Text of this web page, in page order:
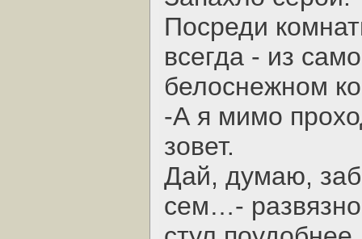
Посреди
всегда - из
белоснежном
-А я мимо
зовет.
Дай, думаю,
сем…-